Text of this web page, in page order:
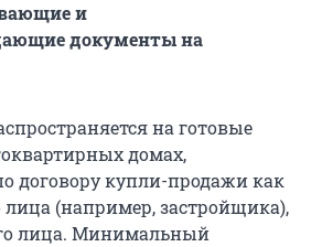
и
документы на
на готовые
домах,
договору купли-продажи как
(например, застройщика),
лица. Минимальный